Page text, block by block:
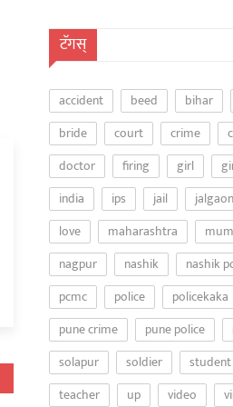
टॅगस्
accident beed bihar
bride
court crime
doctor
firing girl
india
ips jail jalgaon
love
maharashtra
nagpur
nashik nashik
pcmc
police policekaka
pune crime
pune police
solapur
soldier student
teacher
up video